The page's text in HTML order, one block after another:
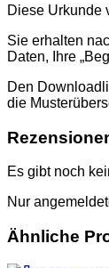
Diese Urkunde
Sie erhalten
Daten, Ihre
Den
die
Es gibt noch
Nur
Ähnliche